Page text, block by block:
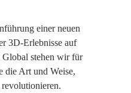
einer neuen
3D-Erlebnisse auf
stehen wir für
die Art und Weise,